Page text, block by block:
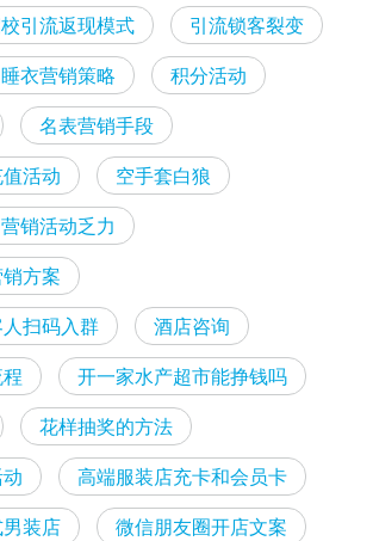
引流返现模式
引流锁客裂变
睡衣营销策略
积分活动
名表营销手段
活动
空手套白狼
营销活动乏力
方案
扫码入群
酒店咨询
开一家水产超市能挣钱吗
花样抽奖的方法
高端服装店充卡和会员卡
装店
微信朋友圈开店文案